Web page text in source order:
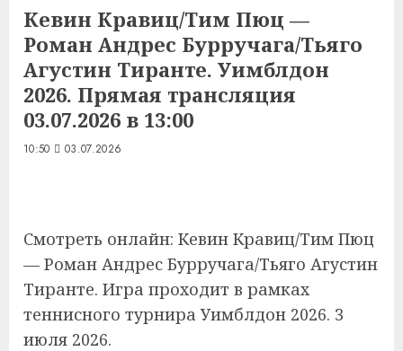
Кевин Кравиц/Тим Пюц —
Роман Андрес Бурручага/Тьяго
Агустин Тиранте. Уимблдон
2026. Прямая трансляция
03.07.2026 в 13:00
10:50 03.07.2026
Смотреть онлайн: Кевин Кравиц/Тим Пюц
— Роман Андрес Бурручага/Тьяго Агустин
Тиранте. Игра проходит в рамках
теннисного турнира Уимблдон 2026. 3
июля 2026.